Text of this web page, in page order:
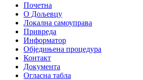
Почетна
О Дољевцу
Локална самоуправа
Привреда
Информатор
Обједињена процедура
Контакт
Документа
Огласна табла